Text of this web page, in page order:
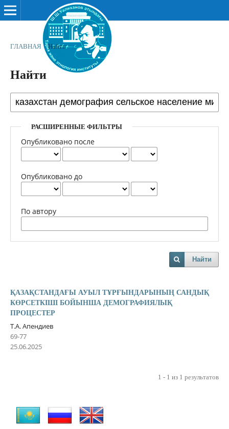
ГЛАВНАЯ / Найти
Найти
РАСШИРЕННЫЕ ФИЛЬТРЫ
Опубликовано после
Опубликовано до
По автору
Найти
ҚАЗАҚСТАНДАҒЫ АУЫЛ ТҰРҒЫНДАРЫНЫҢ САНДЫҚ
КӨРСЕТКІШІ БОЙЫНША ДЕМОГРАФИЯЛЫҚ
ПРОЦЕСТЕР
Т.А. Апендиев
69-77
25.06.2025
1 - 1 из 1 результатов